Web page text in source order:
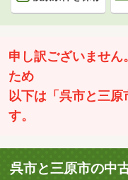
申し訳ございませ
ため
以下は「呉市と三原
す。
呉市と三原市の中